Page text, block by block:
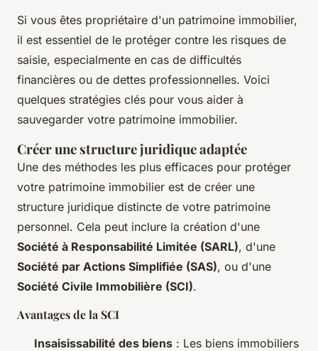
Si vous êtes propriétaire d'un patrimoine immobilier,
il est essentiel de le protéger contre les risques de
saisie, especialmente en cas de difficultés
financières ou de dettes professionnelles. Voici
quelques stratégies clés pour vous aider à
sauvegarder votre patrimoine immobilier.
Créer une structure juridique adaptée
Une des méthodes les plus efficaces pour protéger
votre patrimoine immobilier est de créer une
structure juridique distincte de votre patrimoine
personnel. Cela peut inclure la création d'une
Société à Responsabilité Limitée (SARL), d'une
Société par Actions Simplifiée (SAS), ou d'une
Société Civile Immobilière (SCI).
Avantages de la SCI
Insaisissabilité des biens : Les biens immobiliers